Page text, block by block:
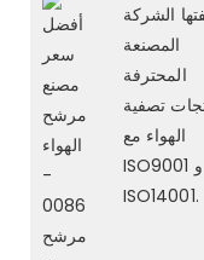
الشركة
المصنعة
المحترفة
تصفية
الهواء مع
ISO9001 و
ISO14001.